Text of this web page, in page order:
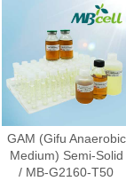
GAM (Gifu Anaerobic
Medium) Semi-Solid
/ MB-G2160-T50